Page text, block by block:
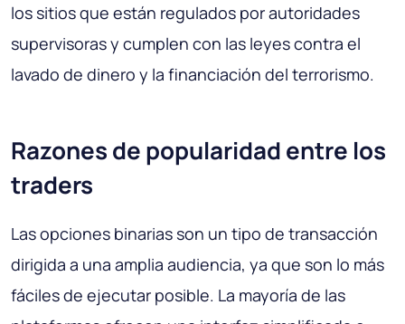
los sitios que están regulados por autoridades
supervisoras y cumplen con las leyes contra el
lavado de dinero y la financiación del terrorismo.
Razones de popularidad entre los
traders
Las opciones binarias son un tipo de transacción
dirigida a una amplia audiencia, ya que son lo más
fáciles de ejecutar posible. La mayoría de las